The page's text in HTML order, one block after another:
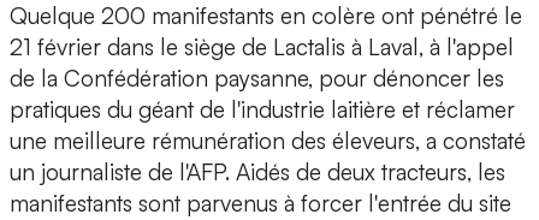
Quelque 200 manifestants en colère ont pénétré le
21 février dans le siège de Lactalis à Laval, à l'appel
de la Confédération paysanne, pour dénoncer les
pratiques du géant de l'industrie laitière et réclamer
une meilleure rémunération des éleveurs, a constaté
un journaliste de l'AFP. Aidés de deux tracteurs, les
manifestants sont parvenus à forcer l'entrée du site